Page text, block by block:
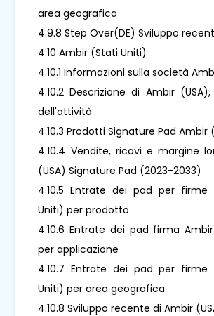
area geografica
4.9.8 Step Over(DE) Sviluppo
4.10 Ambir (Stati Uniti)
4.10.1 Informazioni sulla società
4.10.2 Descrizione di Ambir
dell'attività
4.10.3 Prodotti Signature Pad Ambir
4.10.4 Vendite, ricavi e margine
(USA) Signature Pad (2023-2033)
4.10.5 Entrate dei pad per firme
Uniti) per prodotto
4.10.6 Entrate dei pad firma
per applicazione
4.10.7 Entrate dei pad per firme
Uniti) per area geografica
4.10.8 Sviluppo recente di Ambir